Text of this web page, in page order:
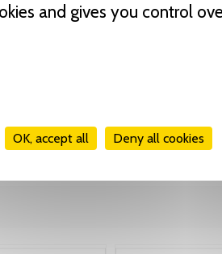
and gives you control
OK, accept all Deny all cookies